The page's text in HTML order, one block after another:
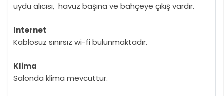
uydu alıcısı, havuz başına ve bahçeye çıkış vardır.
Internet
Kablosuz sınırsız wi-fi bulunmaktadır.
Klima
Salonda klima mevcuttur.